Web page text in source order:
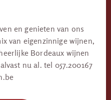
en genieten van ons
van eigenzinnige wijnen,
Bordeaux wijnen
nu al. tel 057.200167